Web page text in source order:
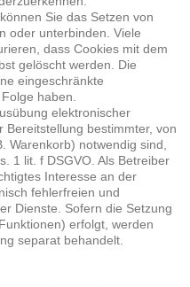
Sie das Setzen von
oder unterbinden. Viele
dass Cookies mit dem
gelöscht werden. Die
eingeschränkte
haben.
elektronischer
Bereitstellung bestimmter, von
Warenkorb) notwendig sind,
1 lit. f DSGVO. Als Betreiber
Interesse an der
fehlerfreien und
Dienste. Sofern die Setzung
erfolgt, werden
separat behandelt.